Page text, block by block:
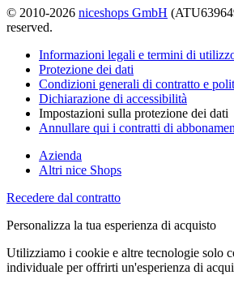
© 2010-2026 niceshops GmbH
reserved.
Informazioni legali e termini di
Protezione dei dati
Condizioni generali di contratto e
Dichiarazione di accessibilità
Impostazioni sulla protezione dei dati
Annullare qui i contratti di
Azienda
Altri nice Shops
Recedere dal contratto
Personalizza la tua esperienza di acquisto
Utilizziamo i cookie e altre tecnologie solo
individuale per offrirti un'esperienza di